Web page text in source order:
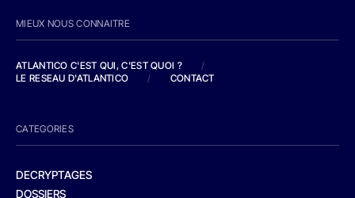
MIEUX NOUS CONNAITRE
ATLANTICO C'EST QUI, C'EST QUOI ?
/
LE RESEAU D'ATLANTICO
/ CONTACT
CATEGORIES
DECRYPTAGES
DOSSIERS